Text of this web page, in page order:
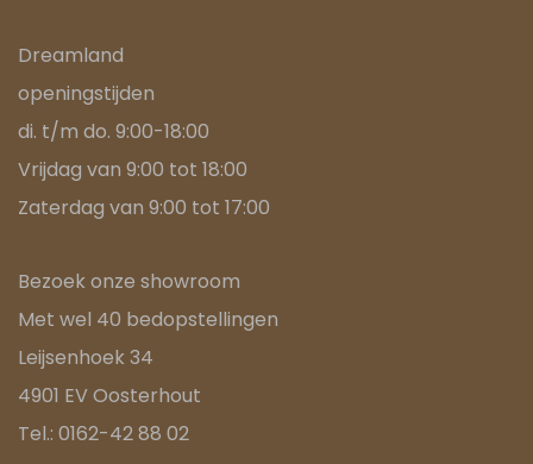
Dreamland
openingstijden
di. t/m do. 9:00-18:00
Vrijdag van 9:00 tot 18:00
Zaterdag van 9:00 tot 17:00
Bezoek onze showroom
Met wel 40 bedopstellingen
Leijsenhoek 34
4901 EV Oosterhout
Tel.: 0162-42 88 02